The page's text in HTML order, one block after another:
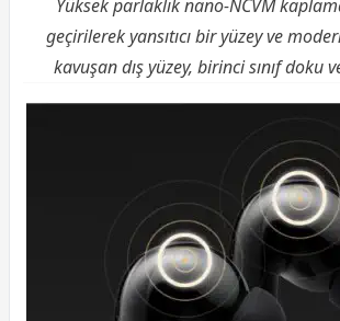
Yüksek parlaklık nano-NCVM
geçirilerek yansıtıcı bir yüzey ve
kavuşan dış yüzey, birinci sınıf doku